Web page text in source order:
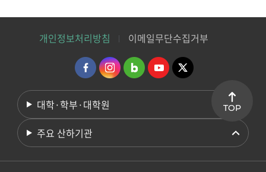
개인정보처리방침 이메일무단수집거부
대학·학부·대학원
주요 산하기관
TOP